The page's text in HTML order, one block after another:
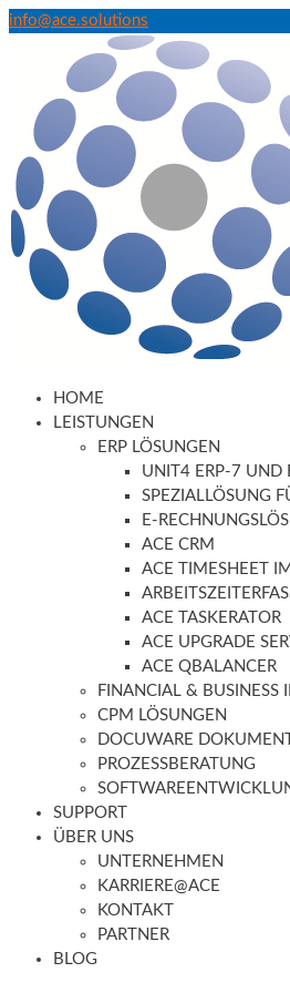
info@ace.solutions
HOME
LEISTUNGEN
ERP LÖSUNGEN
UNIT4 ERP-7 UND
SPEZIALLÖSUNG
E-
ACE CRM
ACE TIMESHEET
ACE TASKERATOR
ACE UPGRADE
ACE QBALANCER
FINANCIAL & BUSINESS
CPM LÖSUNGEN
DOCUWARE
PROZESSBERATUNG
SUPPORT
ÜBER UNS
UNTERNEHMEN
KARRIERE@ACE
KONTAKT
PARTNER
BLOG